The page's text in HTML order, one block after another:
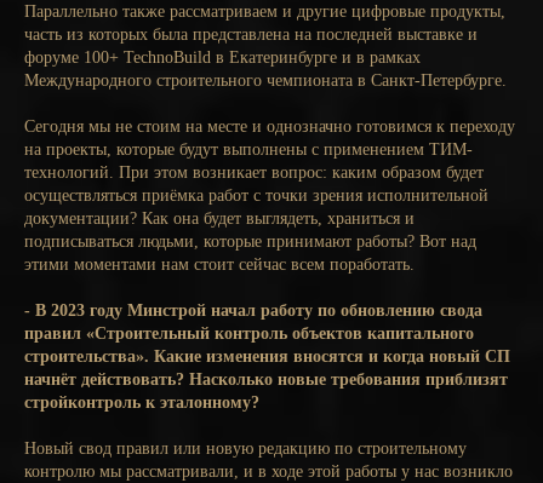
Параллельно также рассматриваем и другие цифровые продукты,
часть из которых была представлена на последней выставке и
форуме 100+ TechnoBuild в Екатеринбурге и в рамках
Международного строительного чемпионата в Санкт-Петербурге.
Сегодня мы не стоим на месте и однозначно готовимся к переходу
на проекты, которые будут выполнены с применением ТИМ-
технологий. При этом возникает вопрос: каким образом будет
осуществляться приёмка работ с точки зрения исполнительной
документации? Как она будет выглядеть, храниться и
подписываться людьми, которые принимают работы? Вот над
этими моментами нам стоит сейчас всем поработать.
- В 2023 году Минстрой начал работу по обновлению свода
правил «Строительный контроль объектов капитального
строительства». Какие изменения вносятся и когда новый СП
начнёт действовать? Насколько новые требования приблизят
стройконтроль к эталонному?
Новый свод правил или новую редакцию по строительному
контролю мы рассматривали, и в ходе этой работы у нас возникло